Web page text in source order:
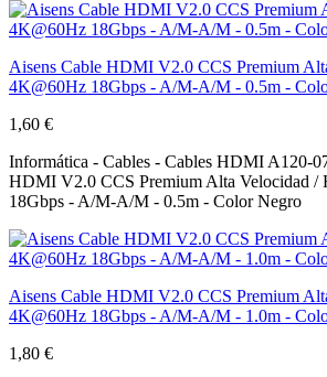
Aisens Cable HDMI V2.0 CCS Premium
4K@60Hz 18Gbps - A/M-A/M - 0.5m -
1,60 €
Informática - Cables - Cables HDMI A120-
HDMI V2.0 CCS Premium Alta Velocidad /
18Gbps - A/M-A/M - 0.5m - Color Negro
Aisens Cable HDMI V2.0 CCS Premium
4K@60Hz 18Gbps - A/M-A/M - 1.0m -
1,80 €